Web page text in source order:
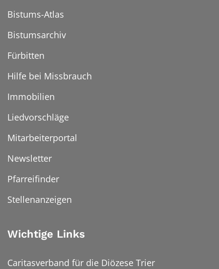
Bistums-Atlas
Bistumsarchiv
Fürbitten
Hilfe bei Missbrauch
Immobilien
Liedvorschläge
Mitarbeiterportal
Newsletter
Pfarreifinder
Stellenanzeigen
Wichtige Links
Caritasverband für die Diözese Trier